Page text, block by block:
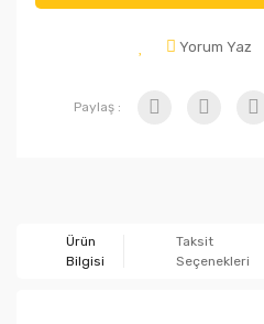
Yorum Yaz
Paylaş :
Ürün
Bilgisi
Taksit
Seçenekleri